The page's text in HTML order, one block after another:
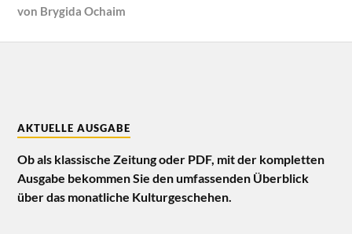
von Brygida Ochaim
AKTUELLE AUSGABE
Ob als klassische Zeitung oder PDF, mit der kompletten
Ausgabe bekommen Sie den umfassenden Überblick
über das monatliche Kulturgeschehen.